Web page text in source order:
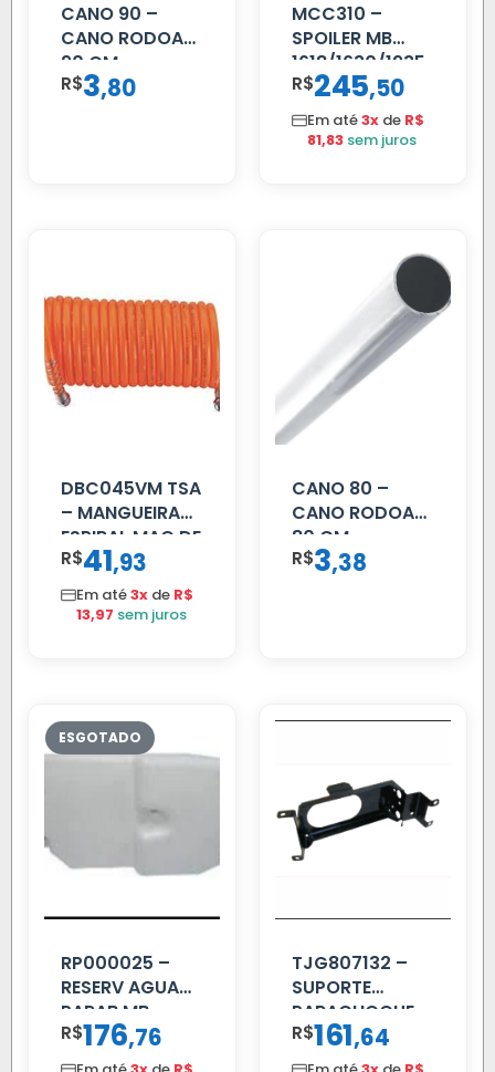
CANO 90 –
CANO RODOAR
90 CM
R$3,80
MCC310 –
SPOILER MB
1618/1630/1935
02 FAR
R$245,50
Em até3x de R$
81,83 sem juros
DBC045VM TSA
– MANGUEIRA
ESPIRAL MAO DE
AMIGO UNIV 16
MM 4.5MTS
VERMELHA
R$41,93
Em até3x de R$
13,97 sem juros
CANO 80 –
CANO RODOAR
80 CM
R$3,38
RP000025 –
RESERV AGUA
PARAB MB
ACCELO
C/TAMPA
R$176,76
TJG807132 –
SUPORTE
PARACHOQUE
VW 12.170 LD
R$161,64